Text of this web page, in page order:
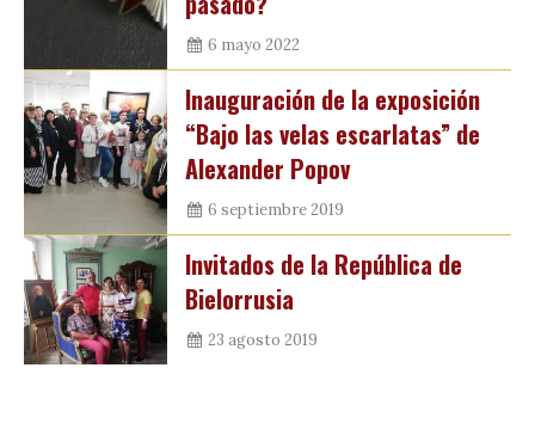
6 mayo 2022
Inauguración de la exposición
“Bajo las velas escarlatas” de
Alexander Popov
6 septiembre 2019
Invitados de la República de
Bielorrusia
23 agosto 2019